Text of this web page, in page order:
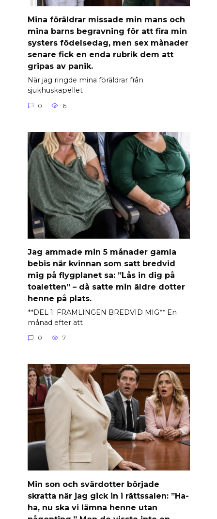
Mina föräldrar missade min mans och
mina barns begravning för att fira min
systers födelsedag, men sex månader
senare fick en enda rubrik dem att
gripas av panik.
När jag ringde mina föräldrar från
sjukhuskapellet
0 6
Jag ammade min 5 månader gamla
bebis när kvinnan som satt bredvid
mig på flygplanet sa: ”Lås in dig på
toaletten” – då satte min äldre dotter
henne på plats.
**DEL 1: FRAMLINGEN BREDVID MIG** En
månad efter att
0 7
Min son och svärdotter började
skratta när jag gick in i rättssalen: ”Ha-
ha, nu ska vi lämna henne utan